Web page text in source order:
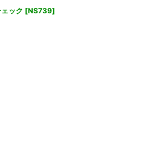
ック [NS739]